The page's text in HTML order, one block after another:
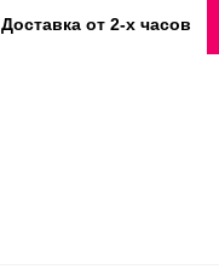
Доставка от 2-х часов